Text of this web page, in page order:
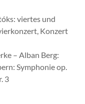
viertes und
Konzert
– Alban Berg:
Symphonie op.
3